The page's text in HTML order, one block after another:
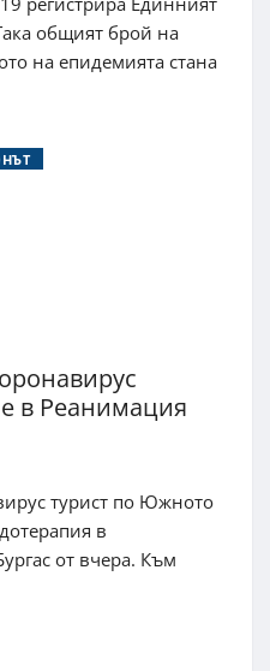
общият брой на
на епидемията стана
в Реанимация
турист по Южното
в
от вчера. Към